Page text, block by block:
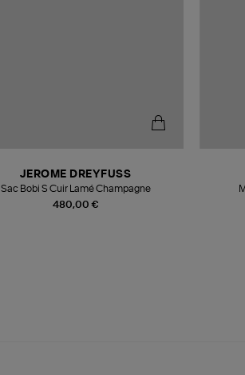
480,00 €
JEROME DREYFUSS
Sac Bobi S Cuir Lamé Champagne